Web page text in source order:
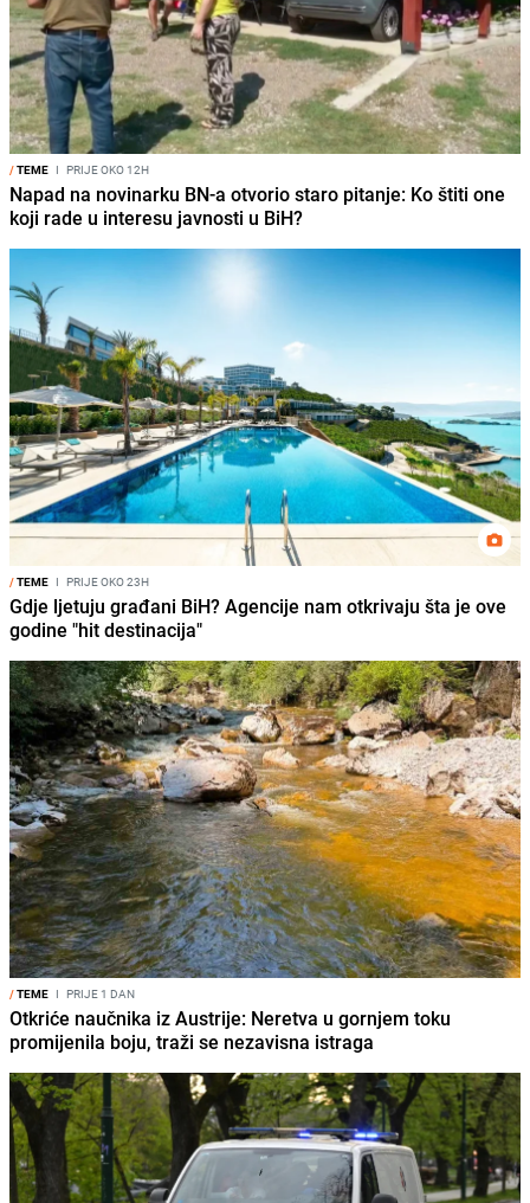
/TEME I PRIJE OKO 12H
Napad na novinarku BN-a otvorio staro pitanje: Ko štiti one
koji rade u interesu javnosti u BiH?
/TEME I PRIJE OKO 23H
Gdje ljetuju građani BiH? Agencije nam otkrivaju šta je ove
godine "hit destinacija"
/TEME I PRIJE 1 DAN
Otkriće naučnika iz Austrije: Neretva u gornjem toku
promijenila boju, traži se nezavisna istraga